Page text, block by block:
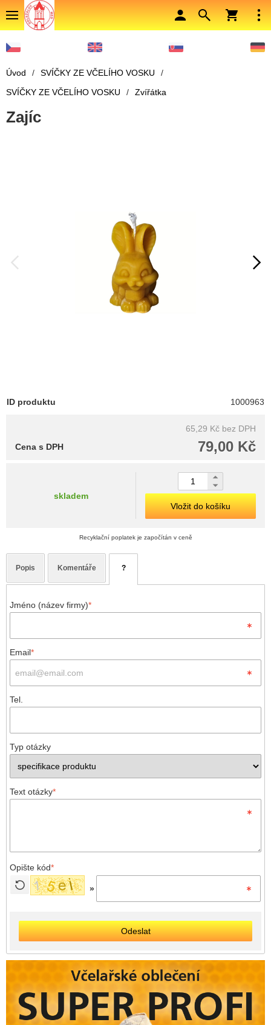
Úvod / SVÍČKY ZE VČELÍHO VOSKU
/
SVÍČKY ZE VČELÍHO VOSKU
/ Zvířátka
Zajíc
ID produktu 1000963
65,29 Kč bez DPH
79,00 Kč
Cena s DPH
skladem
Vložit do košíku
Recyklační poplatek je započítán v ceně
Popis Komentáře ?
Jméno (název firmy)*
Email*
Tel.
Typ otázky
Text otázky*
Opište kód*
»
Odeslat